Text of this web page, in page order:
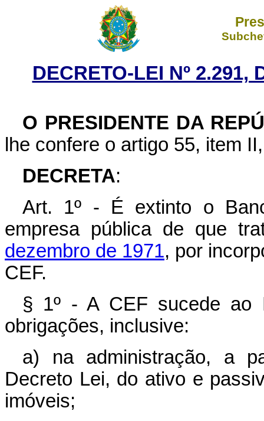
DECRETO-LEI Nº 2.291,
O PRESIDENTE DA
lhe confere o artigo 55, item
DECRETA:
Art. 1º - É extinto o
empresa pública de que
dezembro de 1971, por
CEF.
§ 1º - A CEF sucede ao
obrigações, inclusive:
a) na administração, a
Decreto Lei, do ativo e
imóveis;